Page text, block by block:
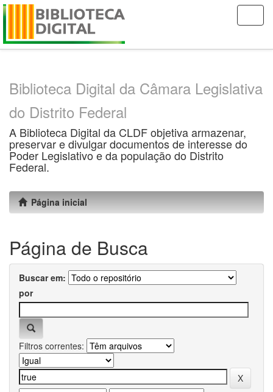
Skip
Biblioteca Digital da Câmara Legislativa
do Distrito Federal
A Biblioteca Digital da CLDF objetiva armazenar,
preservar e divulgar documentos de interesse do
Poder Legislativo e da população do Distrito
Federal.
Página inicial
Página de Busca
Buscar em:
por
Filtros correntes: